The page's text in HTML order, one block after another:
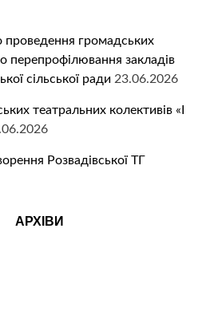
громадських
перепрофілювання закладів
сільської ради 23.06.2026
театральних колективів «І
Розвадівської ТГ
АРХІВИ